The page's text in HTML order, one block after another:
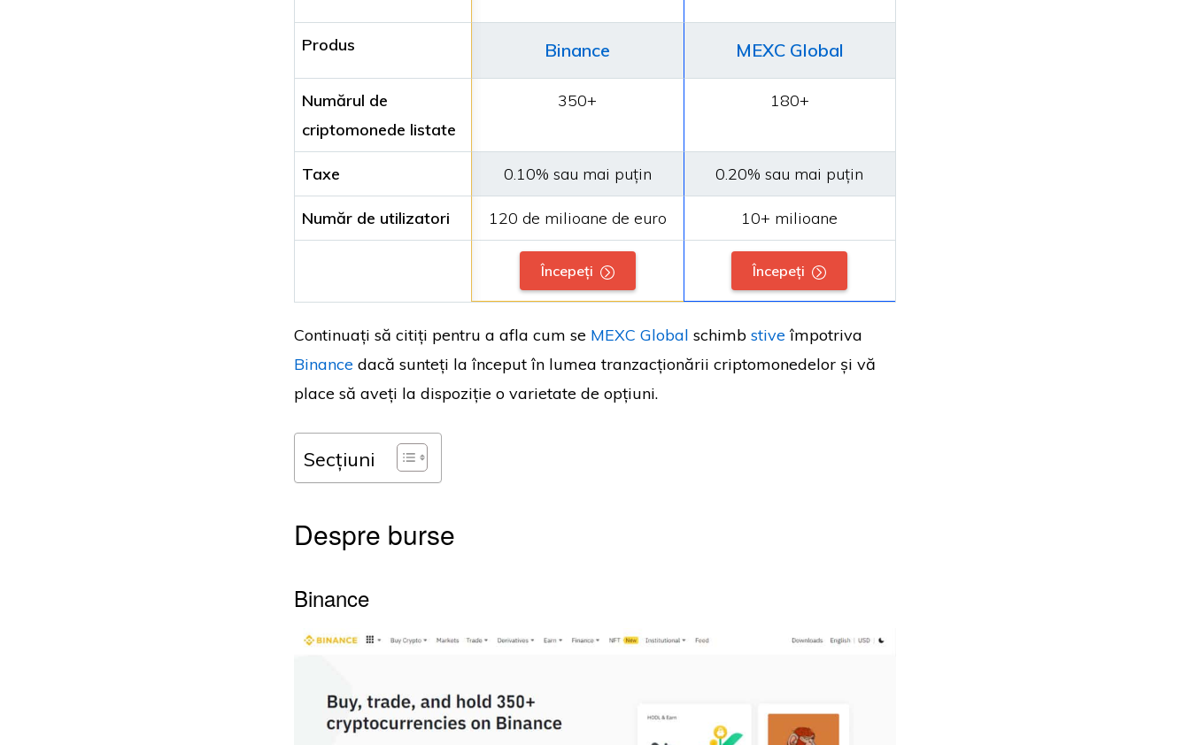
Produs Binance MEXC Global
Numărul de
criptomonede listate
350+ 180+
Taxe 0.10% sau mai puțin 0.20% sau mai puțin
Număr de utilizatori 120 de milioane de euro 10+ milioane
Începeți Începeți
Continuați să citiți pentru a afla cum se MEXC Global schimb stive împotriva
Binance dacă sunteți la început în lumea tranzacționării criptomonedelor și vă
place să aveți la dispoziție o varietate de opțiuni.
Secțiuni
Despre burse
Binance